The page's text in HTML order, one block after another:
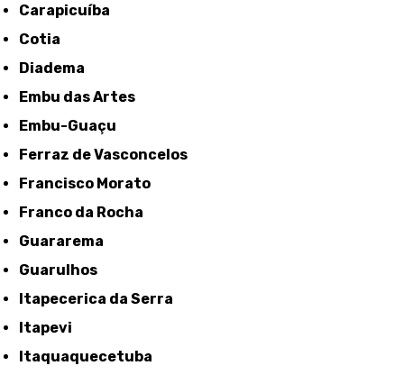
Carapicuíba
Cotia
Diadema
Embu das Artes
Embu-Guaçu
Ferraz de Vasconcelos
Francisco Morato
Franco da Rocha
Guararema
Guarulhos
Itapecerica da Serra
Itapevi
Itaquaquecetuba